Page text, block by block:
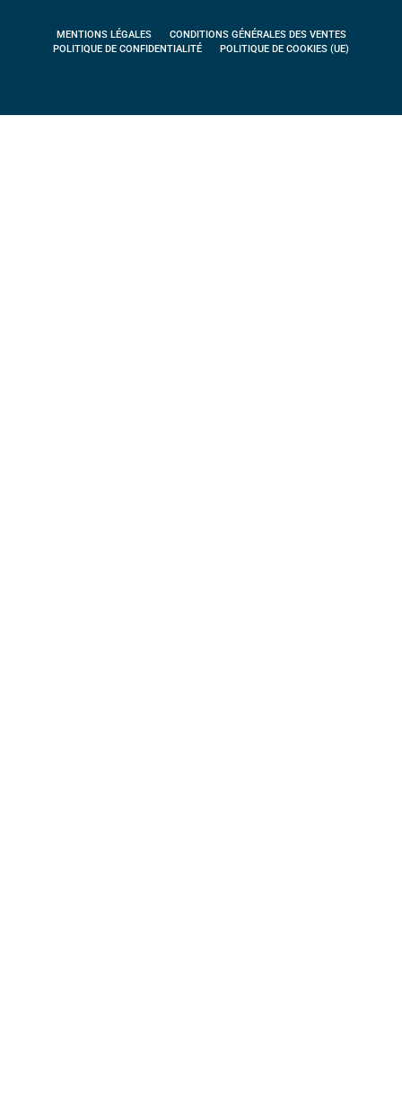
MENTIONS LÉGALES
CONDITIONS GÉNÉRALES DES VENTES
POLITIQUE DE CONFIDENTIALITÉ
POLITIQUE DE COOKIES (UE)